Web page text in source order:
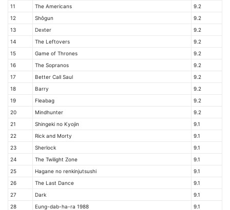
11
The Americans
9.2
12
Shôgun
9.2
13
Dexter
9.2
14
The Leftovers
9.2
15
Game of Thrones
9.2
16
The Sopranos
9.2
17
Better Call Saul
9.2
18
Barry
9.2
19
Fleabag
9.2
20
Mindhunter
9.2
21
Shingeki no Kyojin
9.1
22
Rick and Morty
9.1
23
Sherlock
9.1
24
The Twilight Zone
9.1
25
Hagane no renkinjutsushi
9.1
26
The Last Dance
9.1
27
Dark
9.1
28
Eung-dab-ha-ra 1988
9.1